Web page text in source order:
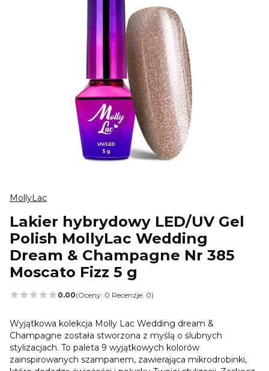
MollyLac
Lakier hybrydowy LED/UV Gel
Polish MollyLac Wedding
Dream & Champagne Nr 385
Moscato Fizz 5 g
0.00(Oceny: 0 Recenzje: 0)
Przejdź do sekcji Opinie
Wyjątkowa kolekcja Molly Lac Wedding dream &
Champagne została stworzona z myślą o ślubnych
stylizacjach. To paleta 9 wyjątkowych kolorów
zainspirowanych szampanem, zawierająca mikrodrobinki,